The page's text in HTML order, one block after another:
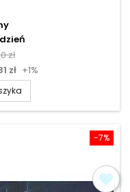
zł
zł +1%
-7%